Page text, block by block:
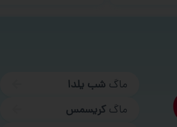
ماگ شب یلدا
ماگ کریسمس